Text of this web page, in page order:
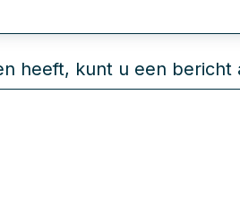
heeft, kunt u een bericht